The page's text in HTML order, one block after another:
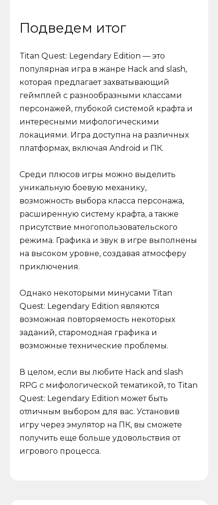
Подведем итог
Titan Quest: Legendary Edition — это
популярная игра в жанре Hack and slash,
которая предлагает захватывающий
геймплей с разнообразными классами
персонажей, глубокой системой крафта и
интересными мифологическими
локациями. Игра доступна на различных
платформах, включая Android и ПК.
Среди плюсов игры можно выделить
уникальную боевую механику,
возможность выбора класса персонажа,
расширенную систему крафта, а также
присутствие многопользовательского
режима. Графика и звук в игре выполнены
на высоком уровне, создавая атмосферу
приключения.
Однако некоторыми минусами Titan
Quest: Legendary Edition являются
возможная повторяемость некоторых
заданий, старомодная графика и
возможные технические проблемы.
В целом, если вы любите Hack and slash
RPG с мифологической тематикой, то Titan
Quest: Legendary Edition может быть
отличным выбором для вас. Установив
игру через эмулятор на ПК, вы сможете
получить еще больше удовольствия от
игрового процесса.